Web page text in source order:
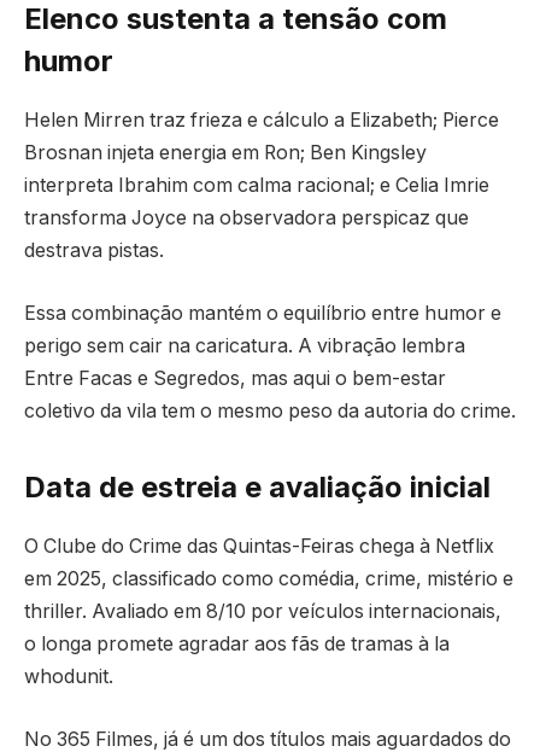
Elenco sustenta a tensão com
humor
Helen Mirren traz frieza e cálculo a Elizabeth; Pierce
Brosnan injeta energia em Ron; Ben Kingsley
interpreta Ibrahim com calma racional; e Celia Imrie
transforma Joyce na observadora perspicaz que
destrava pistas.
Essa combinação mantém o equilíbrio entre humor e
perigo sem cair na caricatura. A vibração lembra
Entre Facas e Segredos, mas aqui o bem-estar
coletivo da vila tem o mesmo peso da autoria do crime.
Data de estreia e avaliação inicial
O Clube do Crime das Quintas-Feiras chega à Netflix
em 2025, classificado como comédia, crime, mistério e
thriller. Avaliado em 8/10 por veículos internacionais,
o longa promete agradar aos fãs de tramas à la
whodunit.
No 365 Filmes, já é um dos títulos mais aguardados do